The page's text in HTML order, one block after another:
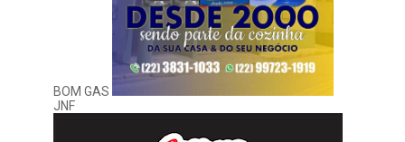
BOM GAS
JNF